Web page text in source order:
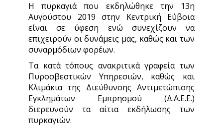
Η πυρκαγιά που εκδηλώθηκε την 13η
Αυγούστου 2019 στην Κεντρική Εύβοια
είναι σε ύφεση ενώ συνεχίζουν να
επιχειρούν οι δυνάμεις μας, καθώς και των
συναρμόδιων φορέων.
Τα κατά τόπους ανακριτικά γραφεία των
Πυροσβεστικών Υπηρεσιών, καθώς και
Κλιμάκια της Διεύθυνσης Αντιμετώπισης
Εγκλημάτων Εμπρησμού (Δ.Α.Ε.Ε.)
διερευνούν τα αίτια εκδήλωσης των
πυρκαγιών.